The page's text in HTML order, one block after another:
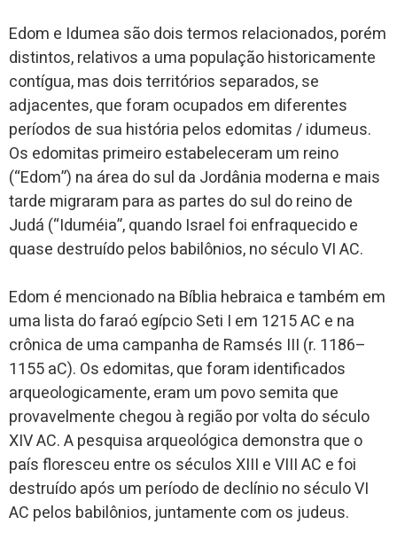
Edom e Idumea são dois termos relacionados, porém
distintos, relativos a uma população historicamente
contígua, mas dois territórios separados, se
adjacentes, que foram ocupados em diferentes
períodos de sua história pelos edomitas / idumeus.
Os edomitas primeiro estabeleceram um reino
(“Edom”) na área do sul da Jordânia moderna e mais
tarde migraram para as partes do sul do reino de
Judá (“Iduméia”, quando Israel foi enfraquecido e
quase destruído pelos babilônios, no século VI AC.
Edom é mencionado na Bíblia hebraica e também em
uma lista do faraó egípcio Seti I em 1215 AC e na
crônica de uma campanha de Ramsés III (r. 1186–
1155 aC). Os edomitas, que foram identificados
arqueologicamente, eram um povo semita que
provavelmente chegou à região por volta do século
XIV AC. A pesquisa arqueológica demonstra que o
país floresceu entre os séculos XIII e VIII AC e foi
destruído após um período de declínio no século VI
AC pelos babilônios, juntamente com os judeus.